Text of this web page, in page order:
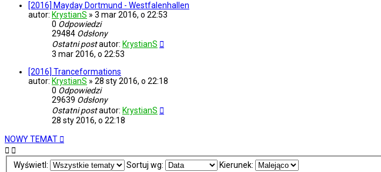
[2016] Mayday Dortmund - Westfalenhallen
autor: KrystianS » 3 mar 2016, o 22:53
0 Odpowiedzi
29484 Odsłony
Ostatni postautor: KrystianS
3 mar 2016, o 22:53
[2016] Tranceformations
autor: KrystianS » 28 sty 2016, o 22:18
0 Odpowiedzi
29639 Odsłony
Ostatni postautor: KrystianS
28 sty 2016, o 22:18
NOWY TEMAT
Wyświetl: Sortuj wg: Kierunek: